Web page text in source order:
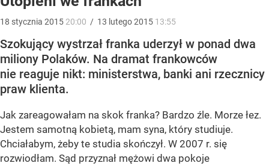
18 stycznia 2015 20:00 / 13 lutego2015 13:55
Szokujący wystrzał franka uderzył w ponad dwa
miliony Polaków. Na dramat frankowców
nie reaguje nikt: ministerstwa, banki ani rzecznicy
praw klienta.
Jak zareagowałam na skok franka? Bardzo źle. Morze łez.
Jestem samotną kobietą, mam syna, który studiuje.
Chciałabym, żeby te studia skończył. W 2007 r. się
rozwiodłam. Sąd przyznał mężowi dwa pokoje